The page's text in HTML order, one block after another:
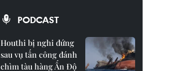
PODCAST
Houthi bị nghi đứng
sau vụ tấn công đánh
chìm tàu hàng Ấn Độ